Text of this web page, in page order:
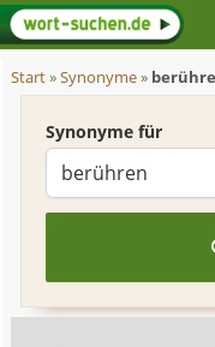
Start»Synonyme»
Synonyme für